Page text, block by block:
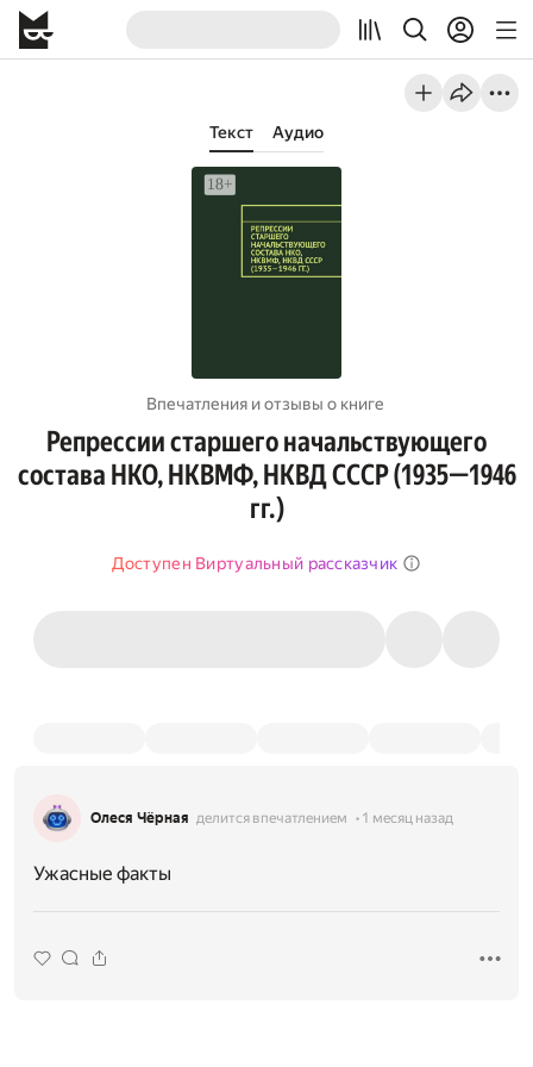
Текст Аудио
Впечатления и отзывы о книге
Репрессии старшего начальствующего
состава НКО, НКВМФ, НКВД СССР (1935—1946
гг.)
Доступен Виртуальный рассказчик
Олеся Чёрная делится впечатлением 1 месяц назад
Ужасные факты